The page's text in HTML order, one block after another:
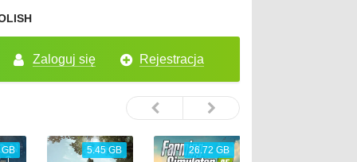
Zaloguj się Rejestracja
5.45 GB 26.72 GB